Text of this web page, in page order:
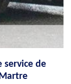
service de